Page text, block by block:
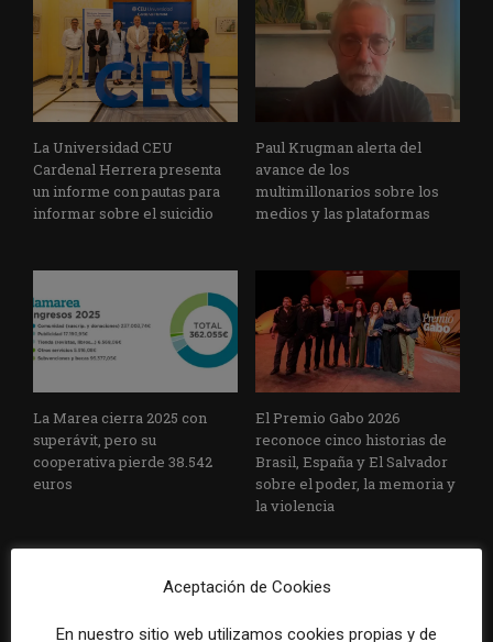
La Universidad CEU
Cardenal Herrera presenta
un informe con pautas para
informar sobre el suicidio
Paul Krugman alerta del
avance de los
multimillonarios sobre los
medios y las plataformas
La Marea cierra 2025 con
superávit, pero su
cooperativa pierde 38.542
euros
El Premio Gabo 2026
reconoce cinco historias de
Brasil, España y El Salvador
sobre el poder, la memoria y
la violencia
Aceptación de Cookies
En nuestro sitio web utilizamos cookies propias y de